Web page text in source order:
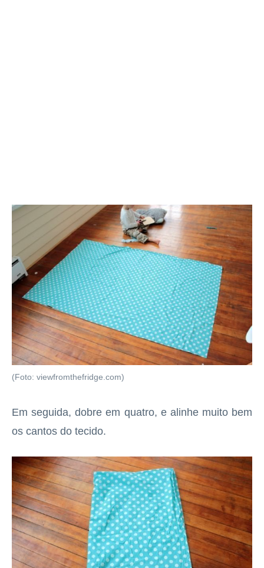
(Foto: viewfromthefridge.com)
Em seguida, dobre em quatro, e alinhe muito bem
os cantos do tecido.